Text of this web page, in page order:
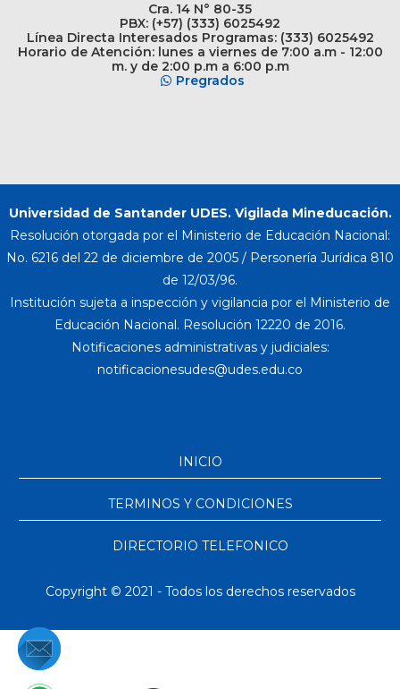
Cra. 14 N° 80-35
PBX: (+57) (333) 6025492
Línea Directa Interesados Programas: (333) 6025492
Horario de Atención: lunes a viernes de 7:00 a.m - 12:00
m. y de 2:00 p.m a 6:00 p.m
Pregrados
Universidad de Santander UDES. Vigilada Mineducación.
Resolución otorgada por el Ministerio de Educación Nacional:
No. 6216 del 22 de diciembre de 2005 / Personería Jurídica 810
de 12/03/96.
Institución sujeta a inspección y vigilancia por el Ministerio de
Educación Nacional. Resolución 12220 de 2016.
Notificaciones administrativas y judiciales:
INICIO
TERMINOS Y CONDICIONES
DIRECTORIO TELEFONICO
Copyright © 2021 - Todos los derechos reservados